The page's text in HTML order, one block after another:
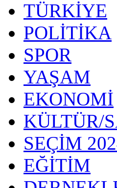
TÜRKİYE
POLİTİKA
SPOR
YAŞAM
EKONOMİ
KÜLTÜR/
SEÇİM
EĞİTİM